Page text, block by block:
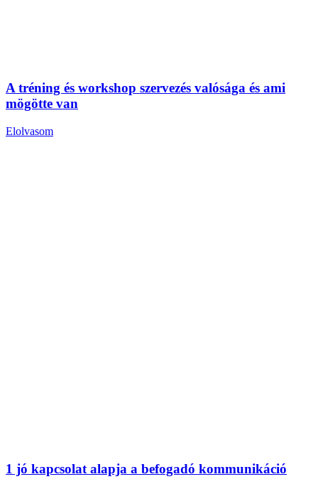
A tréning és workshop szervezés valósága és ami
mögötte van
Elolvasom
1 jó kapcsolat alapja a befogadó kommunikáció